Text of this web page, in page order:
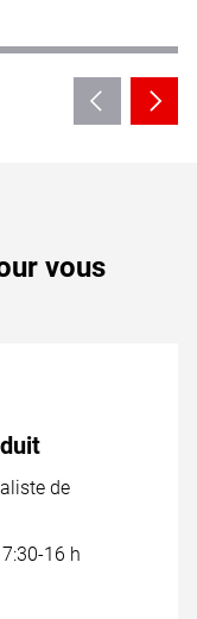
vous
de
16 h